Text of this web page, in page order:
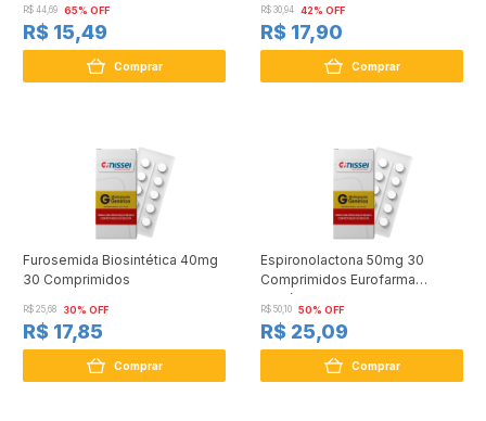
R$ 44,69 65% OFF
R$ 15,49
Comprar
R$ 30,94 42% OFF
R$ 17,90
Comprar
Furosemida Biosintética 40mg
30 Comprimidos
R$ 25,68 30% OFF
R$ 17,85
Comprar
Espironolactona 50mg 30
Comprimidos Eurofarma
Genérico
R$ 50,10 50% OFF
R$ 25,09
Comprar